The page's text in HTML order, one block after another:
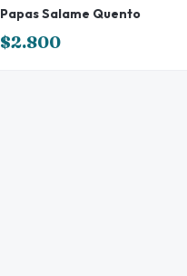
Papas Salame Quento
$2.800